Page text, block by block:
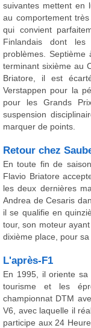
suivantes mettent en
au comportement
qui convient
Finlandais dont
problèmes.
terminant sixième au
Briatore, il est
Verstappen pour la
pour les Grands
suspension
marquer de points.
Retour chez
En toute fin de
Flavio Briatore
les deux dernières
Andrea de Cesaris
il se qualifie en
tour, son moteur
dixième place, pour
L'après-F1
En 1995, il oriente
tourisme et les
championnat DTM
V6, avec laquelle il
participe aux 24